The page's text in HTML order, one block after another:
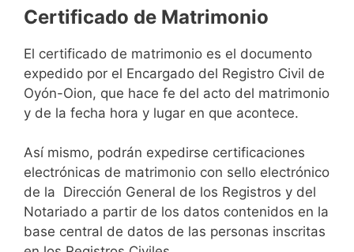
Certificado de Matrimonio
El certificado de matrimonio es el documento
expedido por el Encargado del Registro Civil de
Oyón-Oion, que hace fe del acto del matrimonio
y de la fecha hora y lugar en que acontece.
Así mismo, podrán expedirse certificaciones
electrónicas de matrimonio con sello electrónico
de la Dirección General de los Registros y del
Notariado a partir de los datos contenidos en la
base central de datos de las personas inscritas